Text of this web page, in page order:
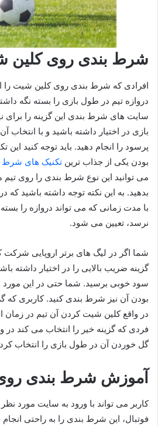
شرط بندی روی کلین
افرادی که شرط بندی روی کلین شیت را
دروازه تیم در طول بازی را بسته نگه
سایت های شرط بندی این گزینه را برای
بازی در اختیار داشته باشید و با
پرسود را انجام دهید. باید توجه کنید
بودن یکی از جذاب ترین تکنیک های شرط
می توانید این نوع شرط بندی را روی تیم
بدهید. به این نکته توجه داشته باشید که
با مدت زمانی که می‌ تواند دروازه را بسته
نرسد، تعیین می شود.
شما اگر در لیگ‌ های برتر اروپایی شرکت
گزینه ضریب بالایی را در اختیار داشته
سود خوبی برسید. شما حتی در این مورد
بودن آن نیز شرط بندی کنید. کاربری که
در واقع کلین شیت کردن آن تیم در زمان
فردی که گزینه خیر را انتخاب می کند در
گل خوردن آن در طول بازی را انتخاب
آموزش شرط بندی
کاربر می‌ تواند با ورود به سایت مورد
فوتبال، این شرط بندی را به راحتی